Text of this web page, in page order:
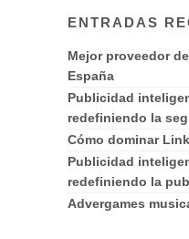
ENTRADAS
Mejor proveedor
España
Publicidad
redefiniendo la
Cómo dominar
Publicidad
redefiniendo la
Advergames